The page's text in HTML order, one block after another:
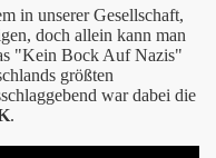
in unserer Gesellschaft,
doch allein kann man
"Kein Bock Auf Nazis"
größten
war dabei die
.